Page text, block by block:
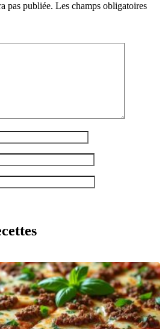
pas publiée. Les champs obligatoires